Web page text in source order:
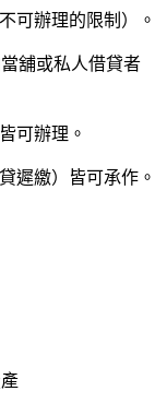
可辦理的限制）。
舖或私人借貸者
可辦理。
遲繳）皆可承作。